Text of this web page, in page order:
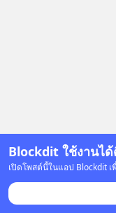
Blockdit ใช้งานไ
เปิดโพสต์นี้ในแอป Blockdit